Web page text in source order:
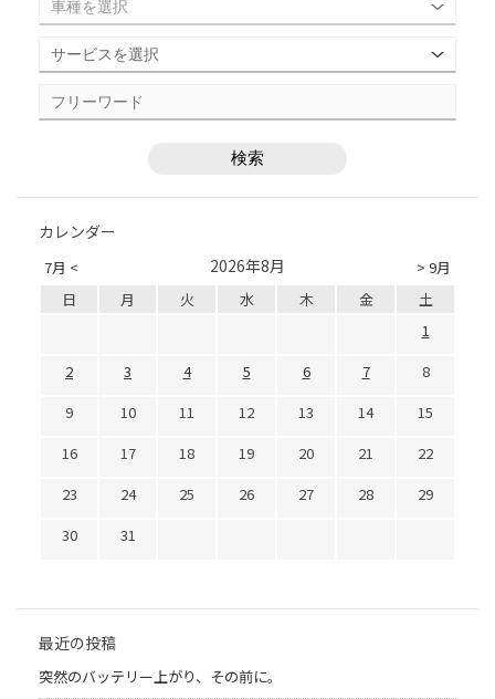
カレンダー
7月 < > 9月
2026年8月
日 月 火 水 木 金
土
1
2
3 4 5 6 7
8
9
10 11 12 13 14
15
16
17 18 19 20 21
22
23
24 25 26 27 28
29
30
31
最近の投稿
突然のバッテリー上がり、その前に。